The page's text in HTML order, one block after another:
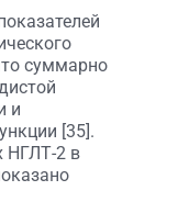
суммарно
и
[35].
НГЛТ-2 в